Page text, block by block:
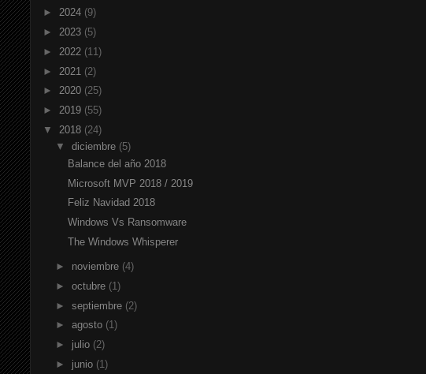
► 2024 (9)
► 2023 (5)
► 2022 (11)
► 2021 (2)
► 2020 (25)
► 2019 (55)
▼ 2018 (24)
▼ diciembre (5)
Balance del año 2018
Microsoft MVP 2018 / 2019
Feliz Navidad 2018
Windows Vs Ransomware
The Windows Whisperer
► noviembre (4)
► octubre (1)
► septiembre (2)
► agosto (1)
► julio (2)
► junio (1)